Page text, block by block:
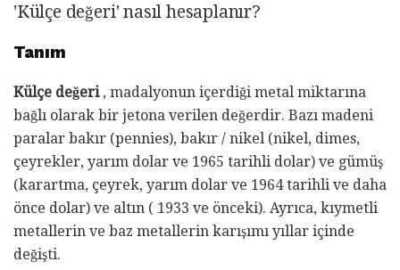
'Külçe değeri' nasıl hesaplanır?
Tanım
Külçe değeri, madalyonun içerdiği metal miktarına
bağlı olarak bir jetona verilen değerdir. Bazı madeni
paralar bakır (pennies), bakır / nikel (nikel, dimes,
çeyrekler, yarım dolar ve 1965 tarihli dolar) ve gümüş
(karartma, çeyrek, yarım dolar ve 1964 tarihli ve daha
önce dolar) ve altın ( 1933 ve önceki). Ayrıca, kıymetli
metallerin ve baz metallerin karışımı yıllar içinde
değişti.